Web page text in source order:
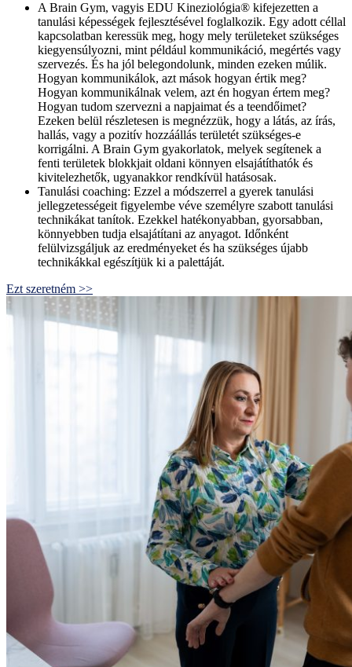
A Brain Gym, vagyis EDU Kineziológia® kifejezetten a
tanulási képességek fejlesztésével foglalkozik. Egy adott céllal
kapcsolatban keressük meg, hogy mely területeket szükséges
kiegyensúlyozni, mint például kommunikáció, megértés vagy
szervezés. És ha jól belegondolunk, minden ezeken múlik.
Hogyan kommunikálok, azt mások hogyan értik meg?
Hogyan kommunikálnak velem, azt én hogyan értem meg?
Hogyan tudom szervezni a napjaimat és a teendőimet?
Ezeken belül részletesen is megnézzük, hogy a látás, az írás,
hallás, vagy a pozitív hozzáállás területét szükséges-e
korrigálni. A Brain Gym gyakorlatok, melyek segítenek a
fenti területek blokkjait oldani könnyen elsajátíthatók és
kivitelezhetők, ugyanakkor rendkívül hatásosak.
Tanulási coaching: Ezzel a módszerrel a gyerek tanulási
jellegzetességeit figyelembe véve személyre szabott tanulási
technikákat tanítok. Ezekkel hatékonyabban, gyorsabban,
könnyebben tudja elsajátítani az anyagot. Időnként
felülvizsgáljuk az eredményeket és ha szükséges újabb
technikákkal egészítjük ki a palettáját.
Ezt szeretném >>